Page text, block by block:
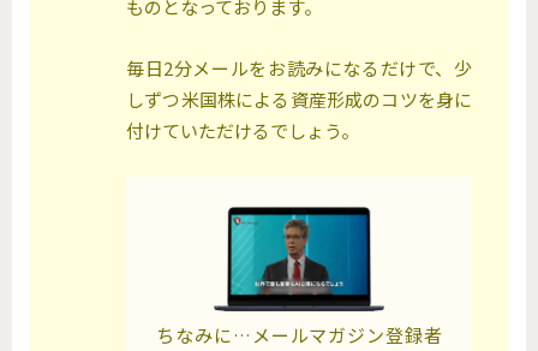
ものとなっております。
毎日2分メールをお読みになるだけで、少
しずつ米国株による資産形成のコツを身に
付けていただけるでしょう。
ちなみに…メールマガジン登録者